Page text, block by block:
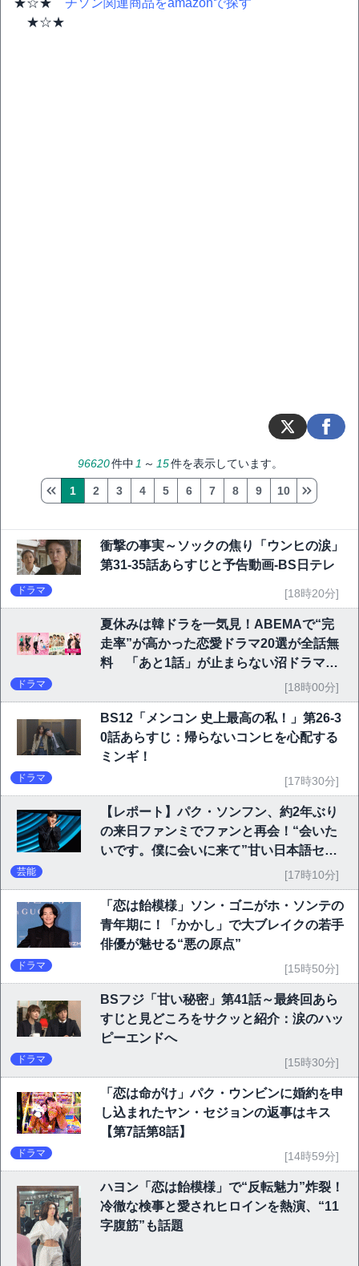
★☆★ チソン関連商品をamazonで探す
★☆★
96620件中 1 ～ 15件を表示しています。
1 2 3 4 5 6 7 8 9 10
衝撃の事実～ソックの焦り「ウンヒの涙」
第31-35話あらすじと予告動画-BS日テレ
ドラマ [18時20分]
夏休みは韓ドラを一気見！ABEMAで“完
走率”が高かった恋愛ドラマ20選が全話無
料 「あと1話」が止まらない沼ドラマを
ドラマ [18時00分]
BS12「メンコン 史上最高の私！」第26-3
0話あらすじ：帰らないコンヒを心配する
ミンギ！
ドラマ [17時30分]
【レポート】パク・ソンフン、約2年ぶり
の来日ファンミでファンと再会！“会いた
いです。僕に会いに来て”甘い日本語セリ
芸能 [17時10分]
「恋は飴模様」ソン・ゴニがホ・ソンテの
青年期に！「かかし」で大ブレイクの若手
俳優が魅せる“悪の原点”
ドラマ [15時50分]
BSフジ「甘い秘密」第41話～最終回あら
すじと見どころをサクッと紹介：涙のハッ
ピーエンドへ
ドラマ [15時30分]
「恋は命がけ」パク・ウンビンに婚約を申
し込まれたヤン・セジョンの返事はキス
【第7話第8話】
ドラマ [14時59分]
ハヨン「恋は飴模様」で“反転魅力”炸裂！
冷徹な検事と愛されヒロインを熱演、“11
字腹筋”も話題